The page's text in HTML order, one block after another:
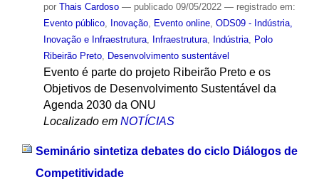
por Thais Cardoso — publicado09/05/2022 — registrado em:
Evento público, Inovação, Evento online, ODS09 - Indústria,
Inovação e Infraestrutura, Infraestrutura, Indústria, Polo
Ribeirão Preto, Desenvolvimento sustentável
Evento é parte do projeto Ribeirão Preto e os
Objetivos de Desenvolvimento Sustentável da
Agenda 2030 da ONU
Localizado em NOTÍCIAS
Seminário sintetiza debates do ciclo Diálogos de
Competitividade